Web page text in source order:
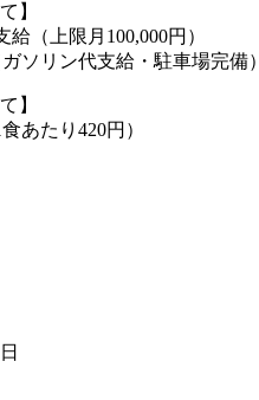
】
（上限月100,000円）
ソリン代支給・駐車場完備）
】
あたり420円）